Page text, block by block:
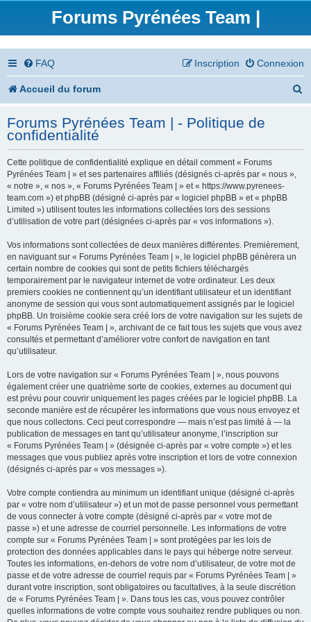
Forums Pyrénées Team |
FAQ Connexion
Inscription
Accueil du forum
h
Forums Pyrénées Team | - Politique de
confidentialité
Cette politique de confidentialité explique en détail comment « Forums
Pyrénées Team | » et ses partenaires affiliés (désignés ci-après par « nous »,
« notre », « nos », « Forums Pyrénées Team | » et « https://www.pyrenees-
team.com ») et phpBB (désigné ci-après par « logiciel phpBB » et « phpBB
Limited ») utilisent toutes les informations collectées lors des sessions
d’utilisation de votre part (désignées ci-après par « vos informations »).
Vos informations sont collectées de deux manières différentes. Premièrement,
en naviguant sur « Forums Pyrénées Team | », le logiciel phpBB génèrera un
certain nombre de cookies qui sont de petits fichiers téléchargés
temporairement par le navigateur internet de votre ordinateur. Les deux
premiers cookies ne contiennent qu’un identifiant utilisateur et un identifiant
anonyme de session qui vous sont automatiquement assignés par le logiciel
phpBB. Un troisième cookie sera créé lors de votre navigation sur les sujets de
« Forums Pyrénées Team | », archivant de ce fait tous les sujets que vous avez
consultés et permettant d’améliorer votre confort de navigation en tant
qu’utilisateur.
Lors de votre navigation sur « Forums Pyrénées Team | », nous pouvons
également créer une quatrième sorte de cookies, externes au document qui
est prévu pour couvrir uniquement les pages créées par le logiciel phpBB. La
seconde manière est de récupérer les informations que vous nous envoyez et
que nous collectons. Ceci peut correspondre — mais n’est pas limité à — la
publication de messages en tant qu’utilisateur anonyme, l’inscription sur
« Forums Pyrénées Team | » (désignée ci-après par « votre compte ») et les
messages que vous publiez après votre inscription et lors de votre connexion
(désignés ci-après par « vos messages »).
Votre compte contiendra au minimum un identifiant unique (désigné ci-après
par « votre nom d’utilisateur ») et un mot de passe personnel vous permettant
de vous connecter à votre compte (désigné ci-après par « votre mot de
passe ») et une adresse de courriel personnelle. Les informations de votre
compte sur « Forums Pyrénées Team | » sont protégées par les lois de
protection des données applicables dans le pays qui héberge notre serveur.
Toutes les informations, en-dehors de votre nom d’utilisateur, de votre mot de
passe et de votre adresse de courriel requis par « Forums Pyrénées Team | »
durant votre inscription, sont obligatoires ou facultatives, à la seule discrétion
de « Forums Pyrénées Team | ». Dans tous les cas, vous pouvez contrôler
quelles informations de votre compte vous souhaitez rendre publiques ou non.